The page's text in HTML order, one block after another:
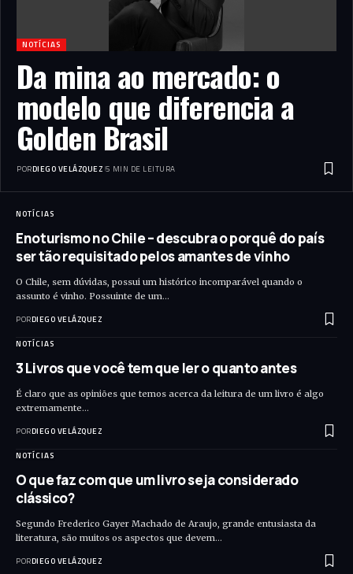
NOTÍCIAS
Da mina ao mercado: o
modelo que diferencia a
Golden Brasil
PORDIEGO VELÁZQUEZ 5 MIN DE LEITURA
NOTÍCIAS
Enoturismo no Chile – descubra o porquê do país
ser tão requisitado pelos amantes de vinho
O Chile, sem dúvidas, possui um histórico incomparável quando o
assunto é vinho. Possuinte de um…
PORDIEGO VELÁZQUEZ
NOTÍCIAS
3 Livros que você tem que ler o quanto antes
É claro que as opiniões que temos acerca da leitura de um livro é algo
extremamente…
PORDIEGO VELÁZQUEZ
NOTÍCIAS
O que faz com que um livro seja considerado
clássico?
Segundo Frederico Gayer Machado de Araujo, grande entusiasta da
literatura, são muitos os aspectos que devem…
PORDIEGO VELÁZQUEZ